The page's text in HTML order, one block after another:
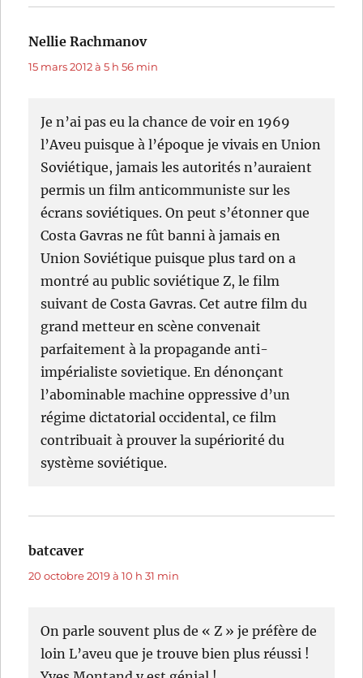
Nellie Rachmanovdit :
15 mars 2012 à 5 h 56 min
Je n’ai pas eu la chance de voir en 1969
l’Aveu puisque à l’époque je vivais en Union
Soviétique, jamais les autorités n’auraient
permis un film anticommuniste sur les
écrans soviétiques. On peut s’étonner que
Costa Gavras ne fût banni à jamais en
Union Soviétique puisque plus tard on a
montré au public soviétique Z, le film
suivant de Costa Gavras. Cet autre film du
grand metteur en scène convenait
parfaitement à la propagande anti-
impérialiste sovietique. En dénonçant
l’abominable machine oppressive d’un
régime dictatorial occidental, ce film
contribuait à prouver la supériorité du
système soviétique.
batcaver
20 octobre 2019 à 10 h 31 min
On parle souvent plus de « Z » je préfère de
loin L’aveu que je trouve bien plus réussi !